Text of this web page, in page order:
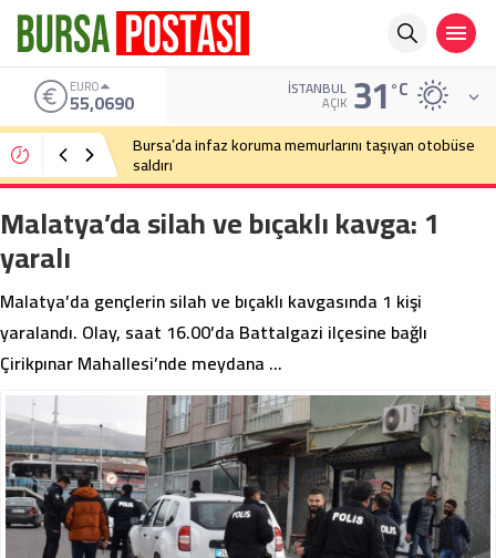
EURO
55,0690 İSTANBUL
AÇIK 31°C
Bursa’da infaz koruma memurlarını taşıyan otobüse
saldırı
Malatya’da silah ve bıçaklı kavga: 1
yaralı
Malatya’da gençlerin silah ve bıçaklı kavgasında 1 kişi
yaralandı. Olay, saat 16.00’da Battalgazi ilçesine bağlı
Çirikpınar Mahallesi’nde meydana …